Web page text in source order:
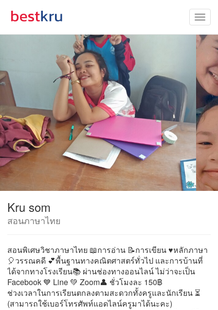
Kru som
สอนภาษาไทย
สอนพิเศษวิชาภาษาไทย 📖การอ่าน 📝การเขียน ♥หลักภาษา
🎈วรรณคดี 💕พื้นฐานทางคณิตศาสตร์ทั่วไป และการบ้านที่
ได้จากทางโรงเรียน📚 ผ่านช่องทางออนไลน์ ไม่ว่าจะเป็น
Facebook 💙 Line 💚 Zoom👤 ชั่วโมงละ 150฿
ช่วงเวลาในการเรียนตกลงตามสะดวกทั้งครูและนักเรียน ⏳
(สามารถใช้เบอร์โทรศัพท์แอดไลน์ครูมาได้นะคะ)